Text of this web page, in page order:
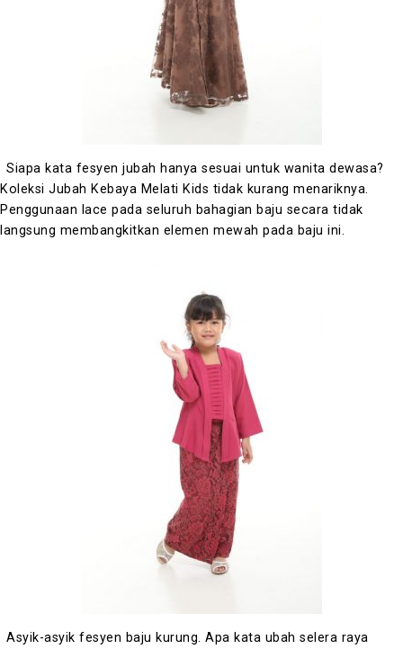
No products in the cart.
GO TO SHOP
Siapa kata fesyen jubah hanya sesuai untuk wanita dewasa?
Koleksi Jubah Kebaya Melati Kids tidak kurang menariknya.
Penggunaan lace pada seluruh bahagian baju secara tidak
langsung membangkitkan elemen mewah pada baju ini.
Asyik-asyik fesyen baju kurung. Apa kata ubah selera raya